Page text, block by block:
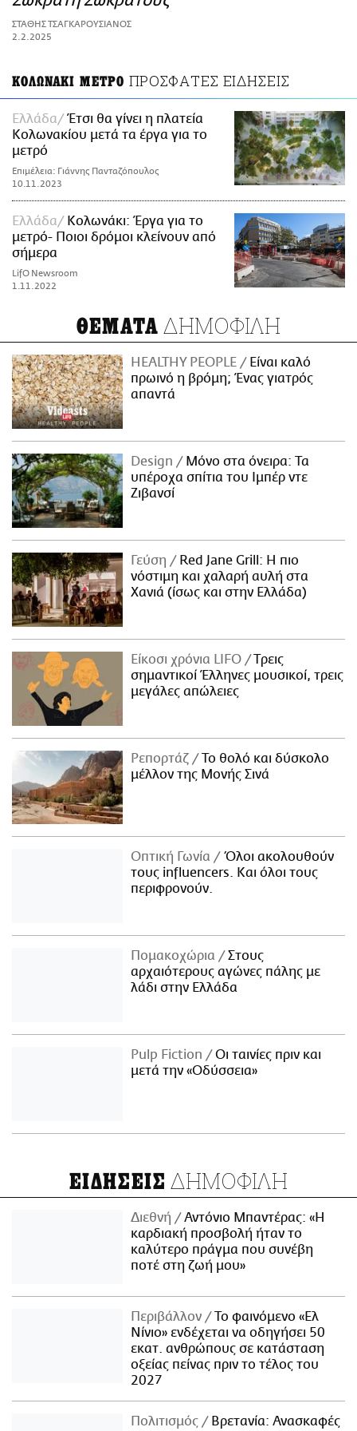
ΑΜΠΑ
PRINT
ΣΤΑΘΗΣ ΤΣΑΓΚΑΡΟΥΣΙΑΝΟΣ
2.2.2025
ΚΟΛΩΝΑΚΙ ΜΕΤΡΟ ΠΡΟΣΦΑΤΕΣ ΕΙΔΗΣΕΙΣ
Ελλάδα
Έτσι θα γίνει η πλατεία
Κολωνακίου μετά τα έργα για το
μετρό
Επιμέλεια: Γιάννης Πανταζόπουλος
10.11.2023
Ελλάδα
Κολωνάκι: Έργα για το
μετρό- Ποιοι δρόμοι κλείνουν από
σήμερα
LifO Newsroom
1.11.2022
ΘΕΜΑΤΑ ΔΗΜΟΦΙΛΗ
HEALTHY PEOPLE
Είναι καλό
πρωινό η βρόμη; Ένας γιατρός
απαντά
Design
Μόνο στα όνειρα: Τα
υπέροχα σπίτια του Ιμπέρ ντε
Ζιβανσί
Γεύση
Red Jane Grill: Η πιο
νόστιμη και χαλαρή αυλή στα
Χανιά (ίσως και στην Ελλάδα)
Είκοσι χρόνια LIFO
Tρεις
σημαντικοί Έλληνες μουσικοί, τρεις
μεγάλες απώλειες
Ρεπορτάζ
Το θολό και δύσκολο
μέλλον της Μονής Σινά
Οπτική Γωνία
Όλοι ακολουθούν
τους influencers. Και όλοι τους
περιφρονούν.
Πομακοχώρια
Στους
αρχαιότερους αγώνες πάλης με
λάδι στην Ελλάδα
Pulp Fiction
Οι ταινίες πριν και
μετά την «Οδύσσεια»
ΕΙΔΗΣΕΙΣ ΔΗΜΟΦΙΛΗ
Διεθνή
Αντόνιο Μπαντέρας: «Η
καρδιακή προσβολή ήταν το
καλύτερο πράγμα που συνέβη
ποτέ στη ζωή μου»
Περιβάλλον
Το φαινόμενο «Ελ
Νίνιο» ενδέχεται να οδηγήσει 50
εκατ. ανθρώπους σε κατάσταση
οξείας πείνας πριν το τέλος του
2027
Πολιτισμός
Βρετανία: Ανασκαφές